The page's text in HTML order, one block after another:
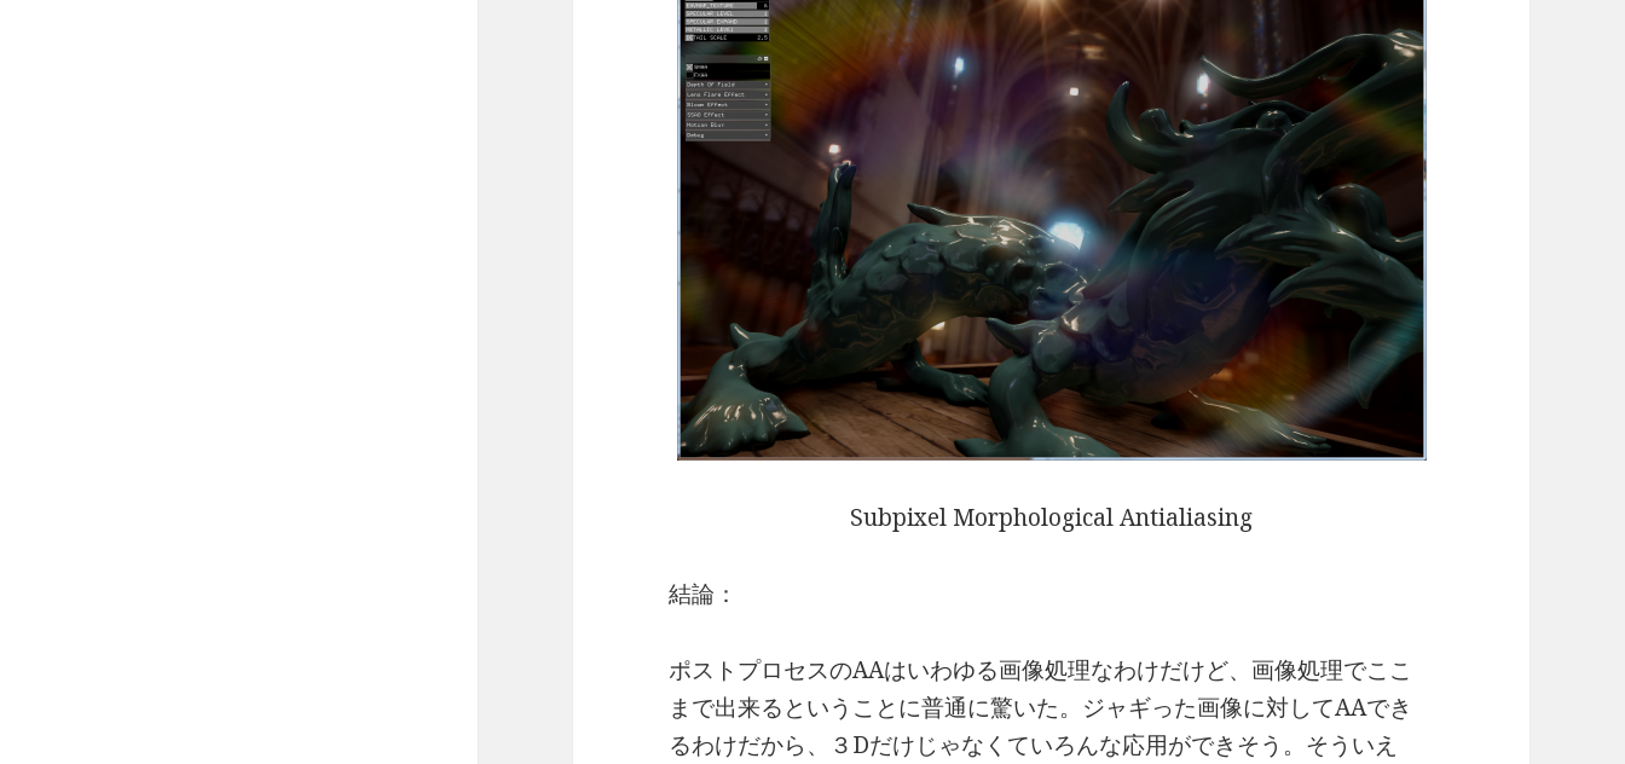
Subpixel Morphological Antialiasing
結論：
ポストプロセスのAAはいわゆる画像処理なわけだけど、画像処理でここ
まで出来るということに普通に驚いた。ジャギった画像に対してAAでき
るわけだから、３Dだけじゃなくていろんな応用ができそう。そういえ